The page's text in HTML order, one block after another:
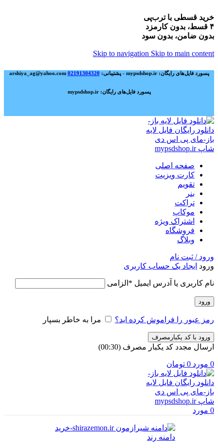
خرید قسطی با ترب‌پی
۴ قسط، بدون کارمزد
بدون ضامن، بدون سود
Skip to navigation Skip to main content
پسورد فایل‌های رایگان: mypsdshop.ir - پشتیبانی: arshiya_ag@yahoo.com 02191304320
پسورد فایل‌های رایگان: mypsdshop.ir
صفحه اصلی
کارت ویزیت
تقویم
بنر
تراکت
موکاپ
اشتراک ویژه
فروشگاه
وبلاگ
ورود / ثبت نام
ورود ایجاد یک حساب کاربری
نام کاربری یا آدرس ایمیل * الزامی
ورود
رمز عبور را فراموش کرده اید؟ مرا به خاطر بسپار
ورود با کد یکبارمصرف
ارسال مجدد کد یکبار مصرف (00:
30
)
0 مورد 0 تومان
0 مورد